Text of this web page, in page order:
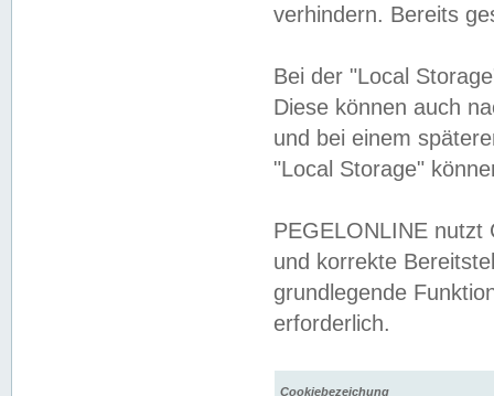
verhindern. Bereits
Bei der "Local
Diese können auch
und bei einem
"Local Storage"
PEGELONLINE nutzt
und korrekte
grundlegende
erforderlich.
Cookiebezeichung